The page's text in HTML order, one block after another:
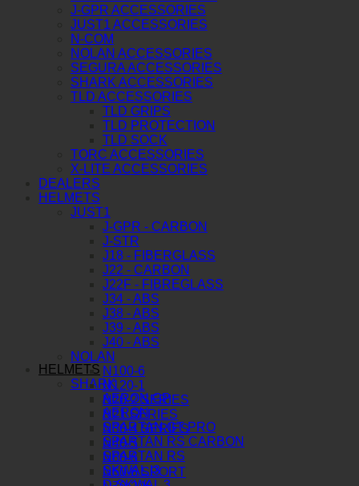
HELMETS
SHARK
AERON GP
AERON
SPARTAN GT PRO
SPARTAN RS CARBON
SPARTAN RS
SKWAL I3
J-GPR ACCESSORIES
JUST1 ACCESSORIES
N-COM
NOLAN ACCESSORIES
SEGURA ACCESSORIES
SHARK ACCESSORIES
TLD ACCESSORIES
TLD GRIPS
TLD PROTECTION
TLD SOCK
TORC ACCESSORIES
X-LITE ACCESSORIES
DEALERS
HELMETS
JUST1
J-GPR - CARBON
J-STR
J18 - FIBERGLASS
J22 - CARBON
J22F - FIBREGLASS
J34 - ABS
J38 - ABS
J39 - ABS
J40 - ABS
NOLAN
N100-6
N120-1
N20-2 SERIES
N21 SERIES
N30-4 SERIES
N40-5
N60-6
N60-6 SPORT